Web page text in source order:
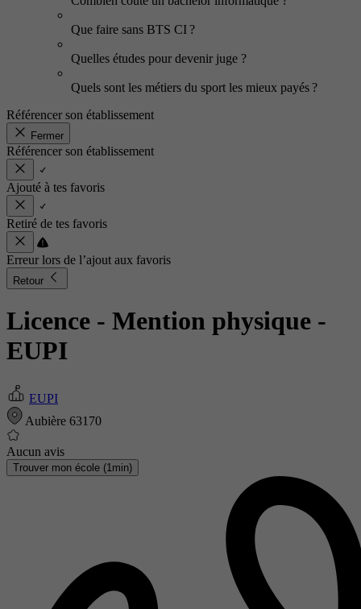
Que faire sans BTS CI ?
Quelles études pour devenir juge ?
Quels sont les métiers du sport les mieux payés ?
Référencer son établissement
Fermer
Référencer son établissement
Ajouté à tes favoris
Retiré de tes favoris
Erreur lors de l’ajout aux favoris
Retour
Licence - Mention physique -
EUPI
EUPI
Aubière 63170
Aucun avis
Trouver mon école (1min)